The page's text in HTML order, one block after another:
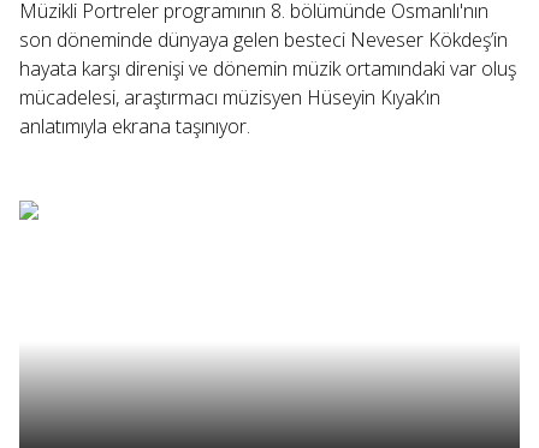
Müzikli Portreler programının 8. bölümünde Osmanlı'nın
son döneminde dünyaya gelen besteci Neveser Kökdeş’in
hayata karşı direnişi ve dönemin müzik ortamındaki var oluş
mücadelesi, araştırmacı müzisyen Hüseyin Kıyak’ın
anlatımıyla ekrana taşınıyor.